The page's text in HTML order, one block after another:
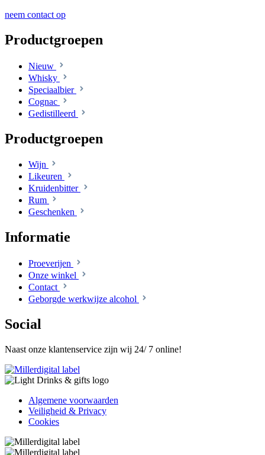
neem contact op
Productgroepen
Nieuw
Whisky
Speciaalbier
Cognac
Gedistilleerd
Productgroepen
Wijn
Likeuren
Kruidenbitter
Rum
Geschenken
Informatie
Proeverijen
Onze winkel
Contact
Geborgde werkwijze alcohol
Social
Naast onze klantenservice zijn wij 24/ 7 online!
Algemene voorwaarden
Veiligheid & Privacy
Cookies